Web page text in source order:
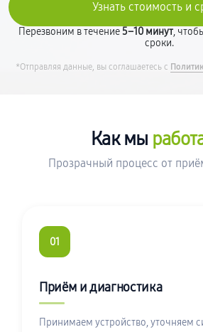
Перезвоним в течение5–10 минут,
сроки.
*Отправляя данные, вы соглашаетесь с
Как мы
Прозрачный процесс от
01
Приём и диагностика
Принимаем устройство, уточняем